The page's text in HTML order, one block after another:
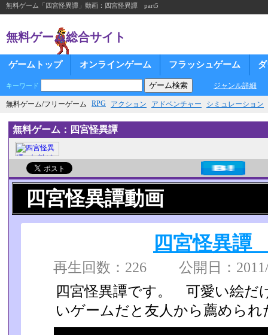
無料ゲーム「四宮怪異譚」動画：四宮怪異譚 part5
無料ゲーム総合サイト
ゲームトップ オンラインゲーム フラッシュゲーム
キーワード ジャンル詳細
無料ゲーム/フリーゲーム RPG アクション アドベンチャー シミュレーション
無料ゲーム：四宮怪異譚
四宮怪異譚動画
四宮怪異
再生回数：226 公開日：
四宮怪異譚です。 可愛い絵だ
いゲームだと友人から薦めら